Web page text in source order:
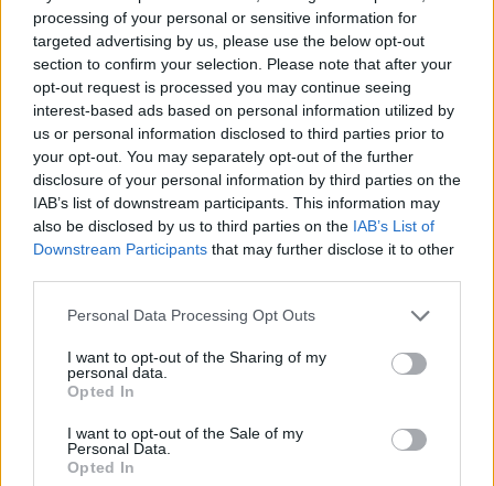
processing of your personal or sensitive information for
targeted advertising by us, please use the below opt-out
section to confirm your selection. Please note that after your
opt-out request is processed you may continue seeing
interest-based ads based on personal information utilized by
us or personal information disclosed to third parties prior to
your opt-out. You may separately opt-out of the further
disclosure of your personal information by third parties on the
IAB’s list of downstream participants. This information may
also be disclosed by us to third parties on the IAB’s List of
Downstream Participants that may further disclose it to other
Please note that this website/app uses one or more Google
not limited to your visit or usage behaviour. You may click to
grant or deny consent to Google and its third-party tags to
use your data for below specified purposes in below Google
consent section.
Personal Data Processing Opt Outs
I want to opt-out of the Sharing of my
personal data.
Opted In
I want to opt-out of the Sale of my
Personal Data.
Opted In
Προέχει η δημοσιονομική σταθερότητα
Ενόψει ΔΕΘ, ο κ. Χατζηδάκης προετοίμασε για
μικρό «καλάθι» παροχών.
υπεραπόδοση των εσόδων όσο παρουσιάζεται και
πρέπει να κρατάμε σταθερό τιμόνι και να δίνουμε
αυτά που έχουμε και όχι αυτά που δεν έχουμε.
Μετά τις εκλογές ψηφίσαμε το 50% των